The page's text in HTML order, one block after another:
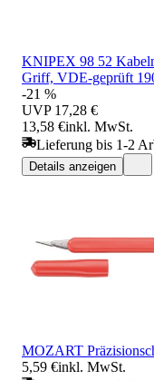
KNIPEX 98 52
Griff, VDE-geprüft
-21 %
UVP 17,28 €
13,58 €inkl. MwSt.
Lieferung bis 1-2
Details anzeigen
MOZART
5,59 €inkl. MwSt.